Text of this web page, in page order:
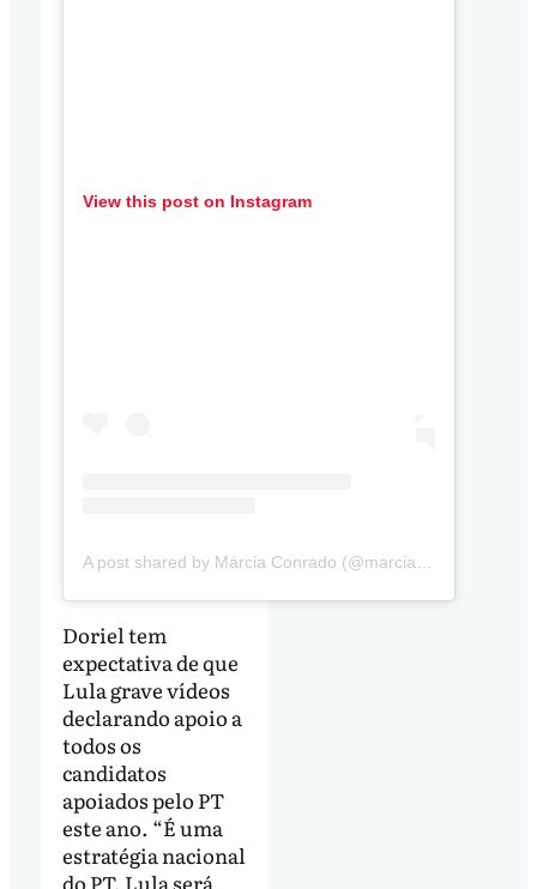
View this post on Instagram
Doriel tem
expectativa de que
Lula grave vídeos
declarando apoio a
todos os
candidatos
apoiados pelo PT
este ano. “É uma
estratégia nacional
do PT. Lula será